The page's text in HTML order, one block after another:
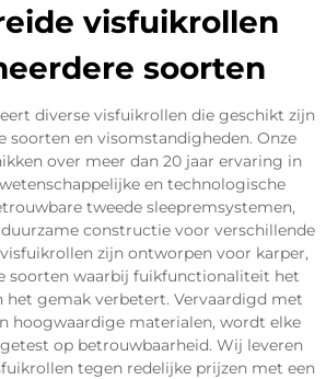
visfuikrollen
soorten
diverse visfuikrollen die geschikt zijn
soorten en visomstandigheden. Onze
over meer dan 20 jaar ervaring in
en technologische
tweede sleepremsystemen,
constructie voor verschillende
zijn ontworpen voor karper,
soorten waarbij fuikfunctionaliteit het
het gemak verbetert. Vervaardigd met
hoogwaardige materialen, wordt elke
op betrouwbaarheid. Wij leveren
tegen redelijke prijzen met een